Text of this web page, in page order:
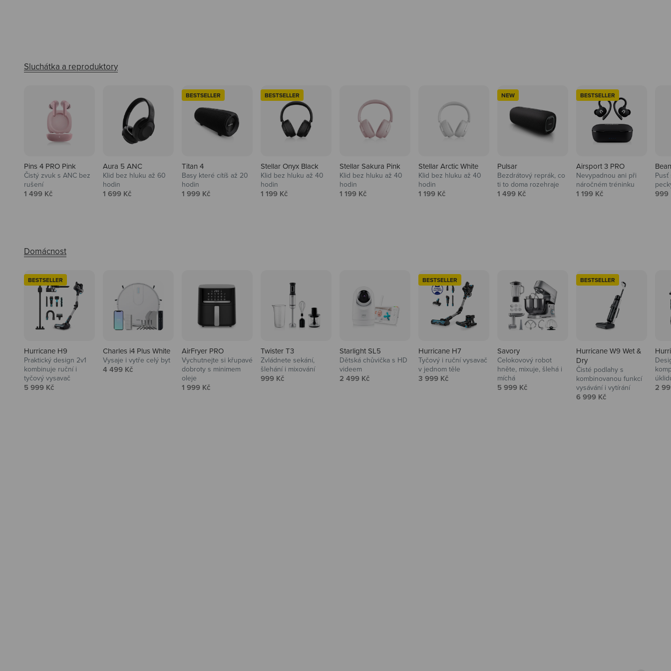
Pins 4 PRO Pink
Čistý zvuk s ANC bez
rušení
Prodejní cena
1 499 Kč
Aura 5 ANC
Klid bez hluku až 60
hodin
Prodejní cena
1 699 Kč
BESTSELLER
Titan 4
Basy které cítíš až 20
hodin
Prodejní cena
1 999 Kč
BESTSELLER
Stellar Onyx Black
Klid bez hluku až 40
hodin
Prodejní cena
1 199 Kč
Stellar Sakura Pink
Klid bez hluku až 40
hodin
Prodejní cena
1 199 Kč
Stellar Arctic White
Klid bez hluku až 40
hodin
Prodejní cena
1 199 Kč
NEW
Pulsar
Bezdrátový reprák, co
ti to doma rozehraje
Prodejní cena
1 499 Kč
BESTSELLER
Airsport 3 PRO
Nevypadnou ani při
náročném tréninku
Prodejní cena
1 199 Kč 999
BESTSELLER
Hurricane H9
Praktický design 2v1
kombinuje ruční i
tyčový vysavač
Prodejní cena
5 999 Kč
Charles i4 Plus White
Vysaje i vytře celý byt
Prodejní cena
4 499 Kč
AirFryer PRO
Vychutnejte si křupavé
dobroty s minimem
oleje
Prodejní cena
1 999 Kč
Twister T3
Zvládnete sekání,
šlehání i mixování
Prodejní cena
999 Kč
Starlight SL5
Dětská chůvička s HD
videem
Prodejní cena
2 499 Kč
BESTSELLER
Hurricane H7
Tyčový i ruční vysavač
v jednom těle
Prodejní cena
3 999 Kč
Savory
Celokovový robot
hněte, mixuje, šlehá i
míchá
Prodejní cena
5 999 Kč
BESTSELLER
Hurricane W9 Wet &
Dry
Čisté podlahy s
kombinovanou funkcí
vysávání i vytírání
Prodejní cena
6 999 Kč
2
Audio
Niceboy sluchátka a repráky ti
padnou do noty.
Domácnost
Vysavače, parťáci do kuchyně i